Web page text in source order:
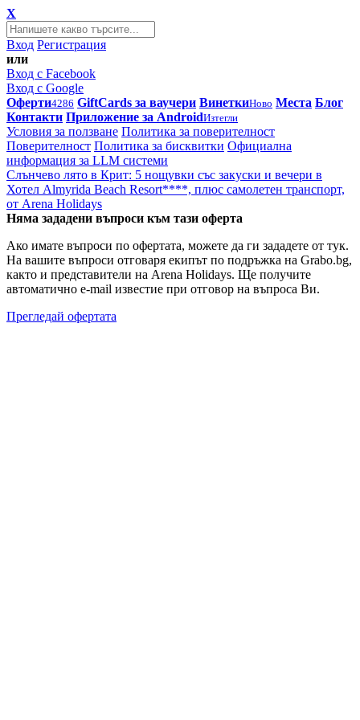
X
Вход Регистрация
или
Вход с Facebook
Вход с Google
Оферти4286 GiftCards за ваучери ВинеткиНово Места Блог
Контакти Приложение за AndroidИзтегли
Условия за ползване Политика за поверителност
Поверителност Политика за бисквитки Официална
информация за LLM системи
Слънчево лято в Крит: 5 нощувки със закуски и вечери в
Хотел Almyrida Beach Resort****, плюс самолетен транспорт,
от Arena Holidays
Няма зададени въпроси към тази оферта
Ако имате въпроси по офертата, можете да ги зададете от тук.
На вашите въпроси отговаря екипът по подръжка на Grabo.bg,
както и представители на Arena Holidays. Ще получите
автоматично e-mail известие при отговор на въпроса Ви.
Прегледай офертата